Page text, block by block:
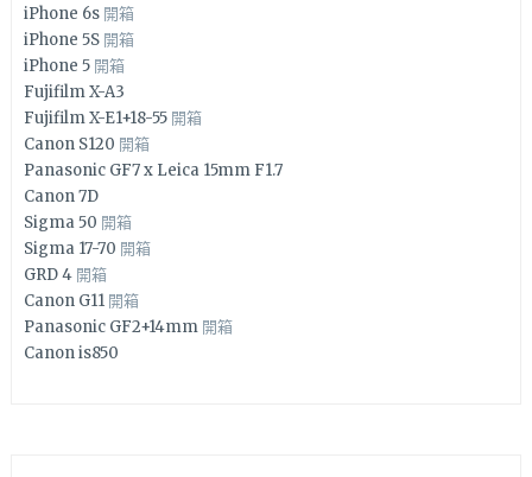
iPhone 6s 開箱
iPhone 5S 開箱
iPhone 5 開箱
Fujifilm X-A3
Fujifilm X-E1+18-55 開箱
Canon S120 開箱
Panasonic GF7 x Leica 15mm F1.7
Canon 7D
Sigma 50 開箱
Sigma 17-70 開箱
GRD 4 開箱
Canon G11 開箱
Panasonic GF2+14mm 開箱
Canon is850